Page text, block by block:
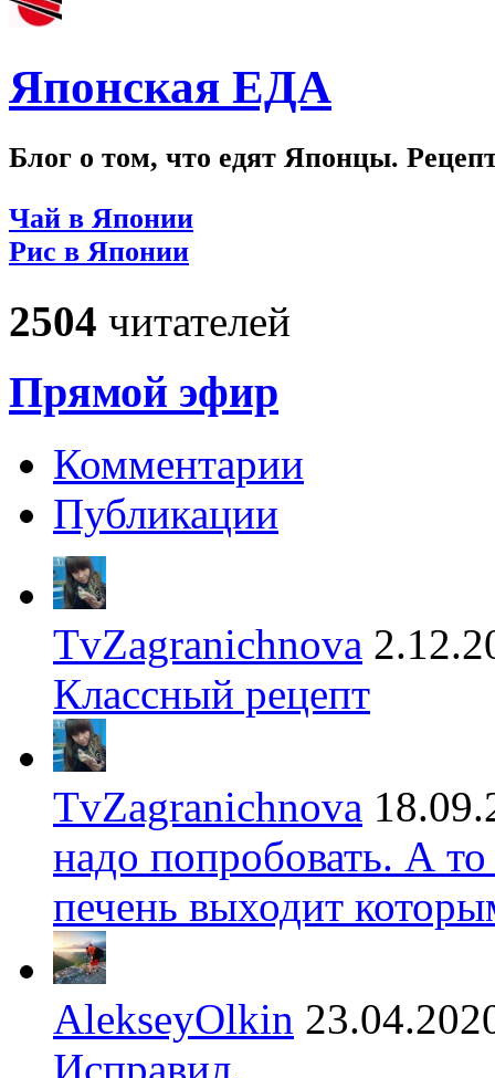
Японская ЕДА
Блог о том, что едят Японцы.
Чай в Японии
Рис в Японии
2504 читателей
Прямой эфир
Комментарии
Публикации
TvZagranichnova
Классный рецепт
TvZagranichnova
надо попробовать. А
печень выходит
AlekseyOlkin